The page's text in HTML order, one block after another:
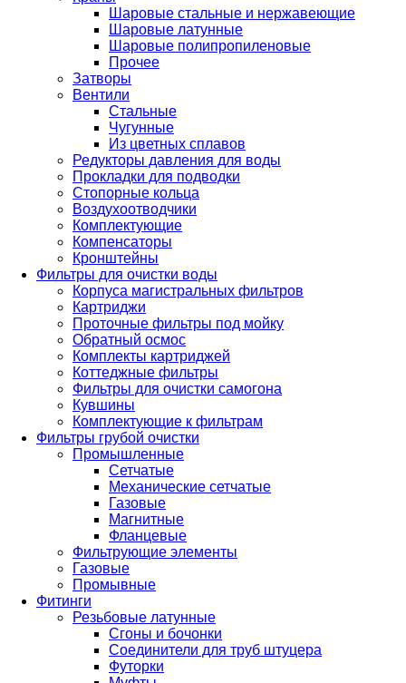
Шаровые стальные и нержавеющие
Шаровые латунные
Шаровые полипропиленовые
Прочее
Затворы
Вентили
Стальные
Чугунные
Из цветных сплавов
Редукторы давления для воды
Прокладки для подводки
Стопорные кольца
Воздухоотводчики
Комплектующие
Компенсаторы
Кронштейны
Фильтры для очистки воды
Корпуса магистральных фильтров
Картриджи
Проточные фильтры под мойку
Обратный осмос
Комплекты картриджей
Коттеджные фильтры
Фильтры для очистки самогона
Кувшины
Комплектующие к фильтрам
Фильтры грубой очистки
Промышленные
Сетчатые
Механические сетчатые
Газовые
Магнитные
Фланцевые
Фильтрующие элементы
Газовые
Промывные
Фитинги
Резьбовые латунные
Сгоны и бочонки
Соединители для труб штуцера
Футорки